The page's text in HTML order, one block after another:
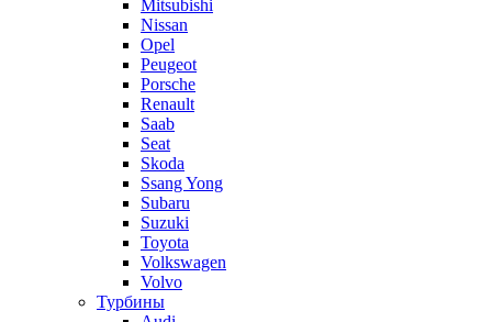
Mitsubishi
Nissan
Opel
Peugeot
Porsche
Renault
Saab
Seat
Skoda
Ssang Yong
Subaru
Suzuki
Toyota
Volkswagen
Volvo
Турбины